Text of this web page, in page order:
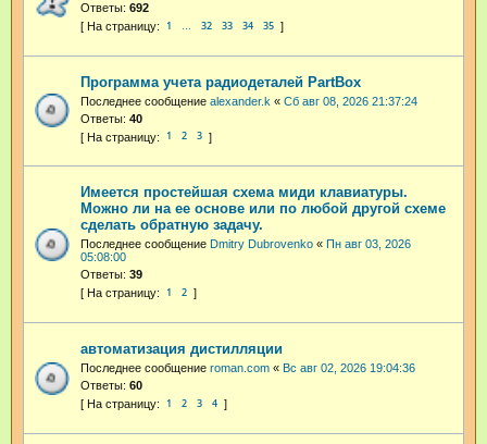
Ответы: 692
1 … 32 33 34 35
Программа учета радиодеталей PartBox
Последнее сообщение alexander.k « Сб авг 08, 2026 21:37:24
Ответы: 40
1 2 3
Имеется простейшая схема миди клавиатуры.
Можно ли на ее основе или по любой другой схеме
сделать обратную задачу.
Последнее сообщение Dmitry Dubrovenko « Пн авг 03, 2026
05:08:00
Ответы: 39
1 2
автоматизация дистилляции
Последнее сообщение roman.com « Вс авг 02, 2026 19:04:36
Ответы: 60
1 2 3 4